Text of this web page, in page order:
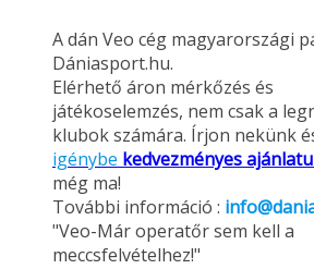
A dán Veo cég magyarországi
Dániasport.hu.
Elérhető áron mérkőzés és
játékoselemzés, nem csak a
klubok számára. Írjon nekünk
igénybe kedvezményes
még ma!
További információ :
"Veo-Már operatőr sem kell a
meccsfelvételhez!"